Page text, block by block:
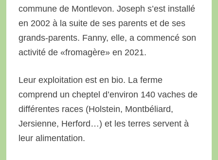
commune de Montlevon. Joseph s’est installé
en 2002 à la suite de ses parents et de ses
grands-parents. Fanny, elle, a commencé son
activité de «fromagère» en 2021.
Leur exploitation est en bio. La ferme
comprend un cheptel d’environ 140 vaches de
différentes races (Holstein, Montbéliard,
Jersienne, Herford…) et les terres servent à
leur alimentation.